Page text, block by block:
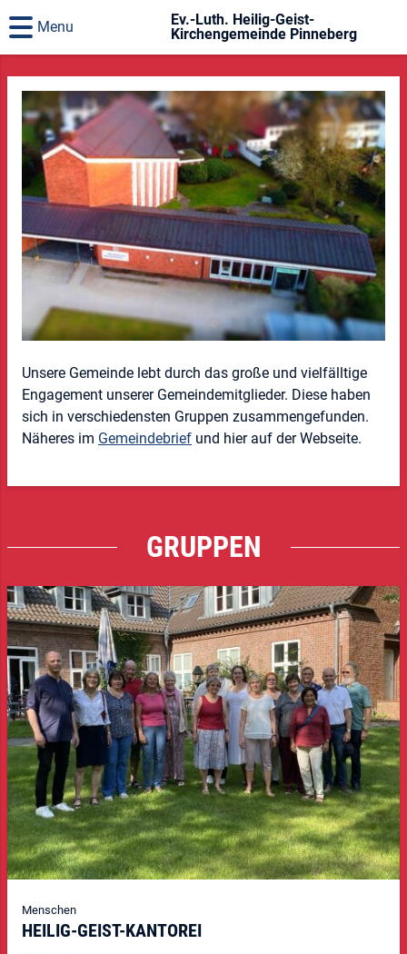
Ev.-Luth. Heilig-Geist-
Kirchengemeinde Pinneberg
Menu
Unsere Gemeinde lebt durch das große und vielfälltige
Engagement unserer Gemeindemitglieder. Diese haben
sich in verschiedensten Gruppen zusammengefunden.
Näheres im Gemeindebrief und hier auf der Webseite.
GRUPPEN
Menschen
HEILIG-GEIST-KANTOREI